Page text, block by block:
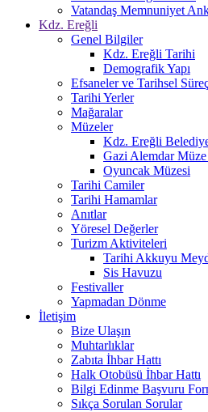
Vatandaş Memnuniyet
Kdz. Ereğli
Genel Bilgiler
Kdz. Ereğli Tarihi
Demografik Yapı
Efsaneler ve Tarihsel
Tarihi Yerler
Mağaralar
Müzeler
Kdz. Ereğli
Gazi Alemdar
Oyuncak Müzesi
Tarihi Camiler
Tarihi Hamamlar
Anıtlar
Yöresel Değerler
Turizm Aktiviteleri
Tarihi Akkuyu
Sis Havuzu
Festivaller
Yapmadan Dönme
İletişim
Bize Ulaşın
Muhtarlıklar
Zabıta İhbar Hattı
Halk Otobüsü İhbar Hattı
Bilgi Edinme Başvuru
Sıkça Sorulan Sorular